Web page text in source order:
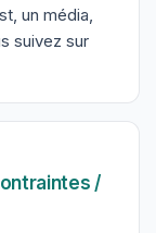
un média,
suivez sur
/